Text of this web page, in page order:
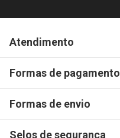
Atendimento
Formas de pagamento
Formas de envio
Selos de segurança